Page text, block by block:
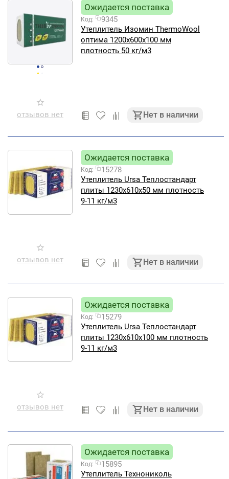
отзывов нет
Ожидается поставка
Код:
9345
Утеплитель Изомин ThermoWool
оптима 1200х600х100 мм
плотность 50 кг/м3
Нет в наличии
отзывов нет
Ожидается поставка
Код:
15278
Утеплитель Ursa Теплостандарт
плиты 1230х610х50 мм плотность
9-11 кг/м3
Нет в наличии
отзывов нет
Ожидается поставка
Код:
15279
Утеплитель Ursa Теплостандарт
плиты 1230х610х100 мм плотность
9-11 кг/м3
Нет в наличии
Ожидается поставка
Код:
15895
Утеплитель Технониколь